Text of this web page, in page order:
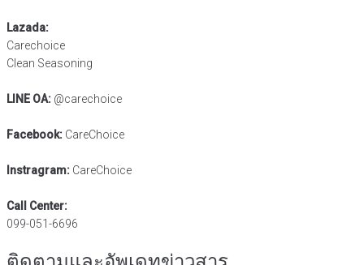
Lazada:
Carechoice
Clean Seasoning
LINE OA: @carechoice
Facebook: CareChoice
Instragram: CareChoice
Call Center:
099-051-6696